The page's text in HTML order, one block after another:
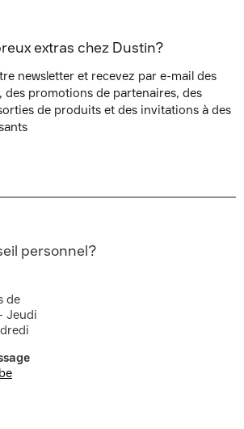
extras chez Dustin?
newsletter et recevez par e-mail des
des promotions de partenaires, des
de produits et des invitations à des
personnel?
de
Jeudi